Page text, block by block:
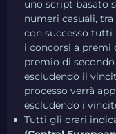
uno script basato
numeri casuali,
con successo tutti
i concorsi a premi
premio di
escludendo il
processo verrà
escludendo i
Tutti gli orari